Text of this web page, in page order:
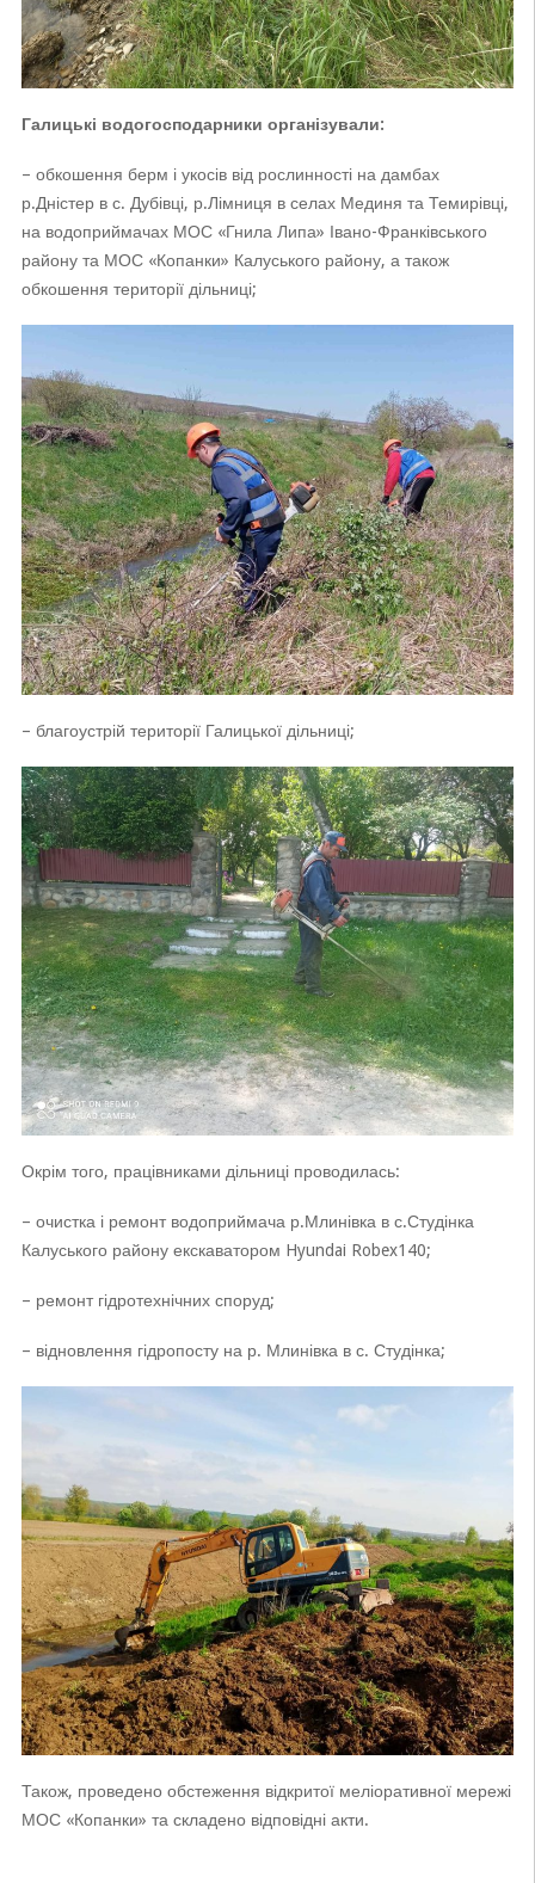
Галицькі водогосподарники організували:
– обкошення берм і укосів від рослинності на дамбах
р.Дністер в с. Дубівці, р.Лімниця в селах Мединя та Темирівці,
на водоприймачах МОС «Гнила Липа» Івано-Франківського
району та МОС «Копанки» Калуського району, а також
обкошення території дільниці;
– благоустрій території Галицької дільниці;
Окрім того, працівниками дільниці проводилась:
– очистка і ремонт водоприймача р.Млинівка в с.Студінка
Калуського району екскаватором Hyundai Robex140;
– ремонт гідротехнічних споруд;
– відновлення гідропосту на р. Млинівка в с. Студінка;
Також, проведено обстеження відкритої меліоративної мережі
МОС «Копанки» та складено відповідні акти.